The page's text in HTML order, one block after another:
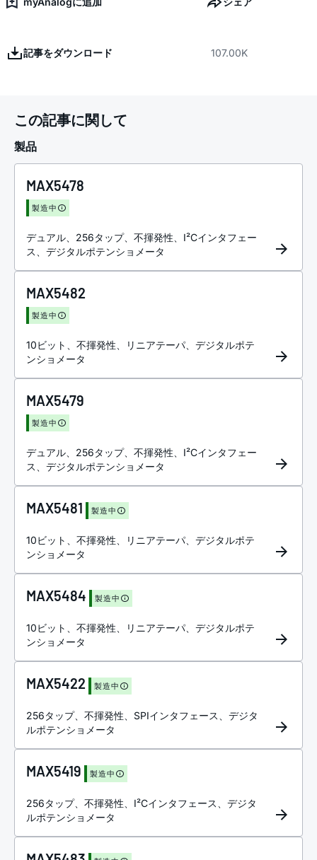
記事をダウンロード 107.00K
この記事に関して
製品
MAX5478
製造中
デュアル、256タップ、不揮発性、I²Cインタフェー
ス、デジタルポテンショメータ
MAX5482
製造中
10ビット、不揮発性、リニアテーパ、デジタルポテ
ンショメータ
MAX5479
製造中
デュアル、256タップ、不揮発性、I²Cインタフェー
ス、デジタルポテンショメータ
MAX5481 製造中
10ビット、不揮発性、リニアテーパ、デジタルポテ
ンショメータ
MAX5484 製造中
10ビット、不揮発性、リニアテーパ、デジタルポテ
ンショメータ
MAX5422 製造中
256タップ、不揮発性、SPIインタフェース、デジタ
ルポテンショメータ
MAX5419 製造中
256タップ、不揮発性、I²Cインタフェース、デジタ
ルポテンショメータ